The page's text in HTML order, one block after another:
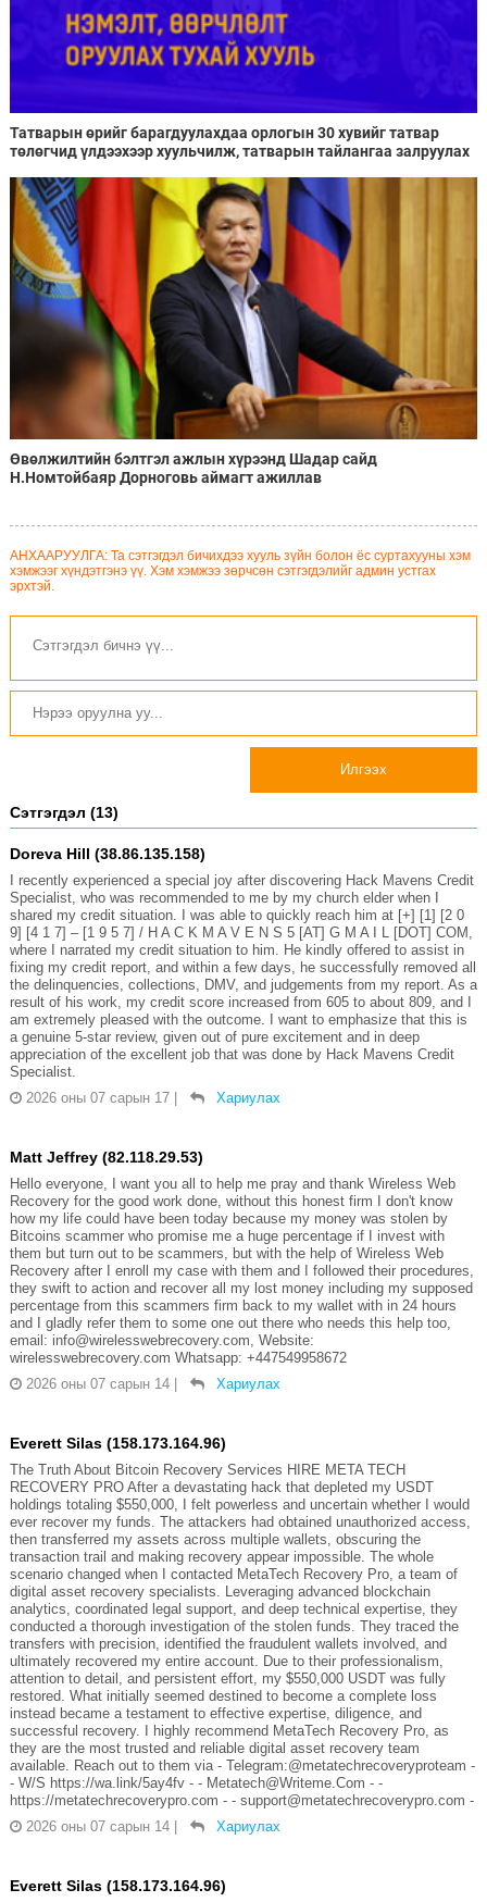
Татварын өрийг барагдуулахдаа орлогын 30 хувийг татвар
төлөгчид үлдээхээр хуульчилж, татварын тайлангаа залруулах
Өвөлжилтийн бэлтгэл ажлын хүрээнд Шадар сайд
Н.Номтойбаяр Дорноговь аймагт ажиллав
АНХААРУУЛГА: Та сэтгэгдэл бичихдээ хууль зүйн болон ёс суртахууны хэм
хэмжээг хүндэтгэнэ үү. Хэм хэмжээ зөрчсөн сэтгэгдэлийг админ устгах
эрхтэй.
Илгээх
Сэтгэгдэл (13)
Doreva Hill (38.86.135.158)
I recently experienced a special joy after discovering Hack Mavens Credit
Specialist, who was recommended to me by my church elder when I
shared my credit situation. I was able to quickly reach him at [+] [1] [2 0
9] [4 1 7] – [1 9 5 7] / H A C K M A V E N S 5 [AT] G M A I L [DOT] COM,
where I narrated my credit situation to him. He kindly offered to assist in
fixing my credit report, and within a few days, he successfully removed all
the delinquencies, collections, DMV, and judgements from my report. As a
result of his work, my credit score increased from 605 to about 809, and I
am extremely pleased with the outcome. I want to emphasize that this is
a genuine 5-star review, given out of pure excitement and in deep
appreciation of the excellent job that was done by Hack Mavens Credit
Specialist.
2026 оны 07 сарын 17 | Хариулах
Matt Jeffrey (82.118.29.53)
Hello everyone, I want you all to help me pray and thank Wireless Web
Recovery for the good work done, without this honest firm I don't know
how my life could have been today because my money was stolen by
Bitcoins scammer who promise me a huge percentage if I invest with
them but turn out to be scammers, but with the help of Wireless Web
Recovery after I enroll my case with them and I followed their procedures,
they swift to action and recover all my lost money including my supposed
percentage from this scammers firm back to my wallet with in 24 hours
and I gladly refer them to some one out there who needs this help too,
email: info@wirelesswebrecovery.com, Website:
wirelesswebrecovery.com Whatsapp: +447549958672
2026 оны 07 сарын 14 | Хариулах
Everett Silas (158.173.164.96)
The Truth About Bitcoin Recovery Services HIRE META TECH
RECOVERY PRO After a devastating hack that depleted my USDT
holdings totaling $550,000, I felt powerless and uncertain whether I would
ever recover my funds. The attackers had obtained unauthorized access,
then transferred my assets across multiple wallets, obscuring the
transaction trail and making recovery appear impossible. The whole
scenario changed when I contacted MetaTech Recovery Pro, a team of
digital asset recovery specialists. Leveraging advanced blockchain
analytics, coordinated legal support, and deep technical expertise, they
conducted a thorough investigation of the stolen funds. They traced the
transfers with precision, identified the fraudulent wallets involved, and
ultimately recovered my entire account. Due to their professionalism,
attention to detail, and persistent effort, my $550,000 USDT was fully
restored. What initially seemed destined to become a complete loss
instead became a testament to effective expertise, diligence, and
successful recovery. I highly recommend MetaTech Recovery Pro, as
they are the most trusted and reliable digital asset recovery team
available. Reach out to them via - Telegram:@metatechrecoveryproteam -
- W/S https://wa.link/5ay4fv - - Metatech@Writeme.Com - -
https://metatechrecoverypro.com - - support@metatechrecoverypro.com -
2026 оны 07 сарын 14 | Хариулах
Everett Silas (158.173.164.96)